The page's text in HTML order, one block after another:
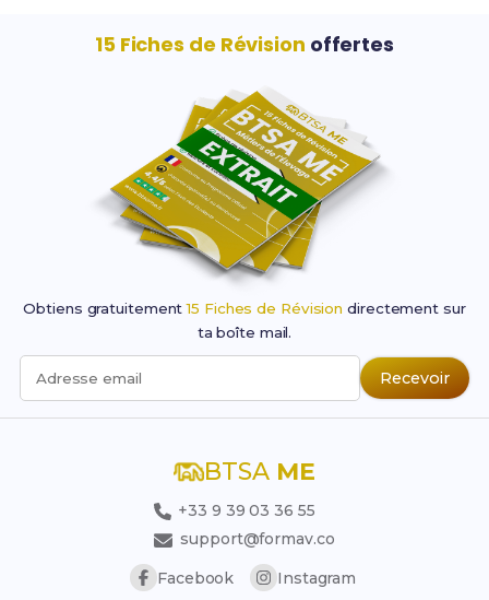
15 Fiches de Révision offertes
Obtiens gratuitement15 Fiches de Révision directement sur
ta boîte mail.
Adresse email Recevoir
BTSA ME
+33 9 39 03 36 55
support@formav.co
Facebook
Instagram